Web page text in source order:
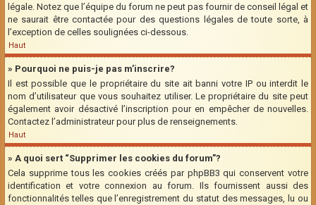
légale. Notez que l’équipe du forum ne peut pas fournir de conseil légal et
ne saurait être contactée pour des questions légales de toute sorte, à
l’exception de celles soulignées ci-dessous.
Haut
» Pourquoi ne puis-je pas m’inscrire?
Il est possible que le propriétaire du site ait banni votre IP ou interdit le
nom d’utilisateur que vous souhaitez utiliser. Le propriétaire du site peut
également avoir désactivé l’inscription pour en empêcher de nouvelles.
Contactez l’administrateur pour plus de renseignements.
Haut
» A quoi sert “Supprimer les cookies du forum”?
Cela supprime tous les cookies créés par phpBB3 qui conservent votre
identification et votre connexion au forum. Ils fournissent aussi des
fonctionnalités telles que l’enregistrement du statut des messages, lu ou